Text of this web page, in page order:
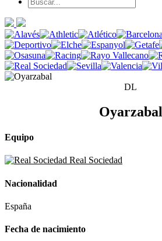
DL
Oyarzabal
Equipo
Real Sociedad
Nacionalidad
España
Fecha de nacimiento